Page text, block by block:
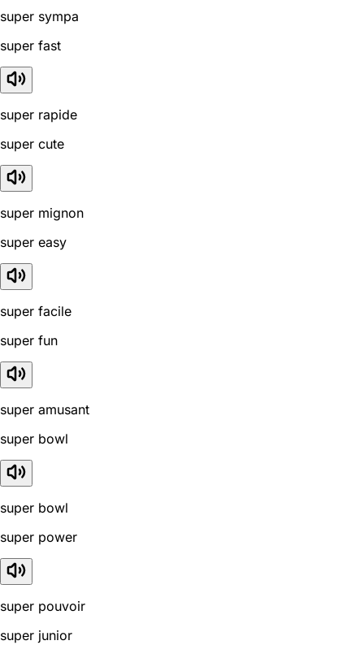
super sympa
super fast
super rapide
super cute
super mignon
super easy
super facile
super fun
super amusant
super bowl
super bowl
super power
super pouvoir
super junior